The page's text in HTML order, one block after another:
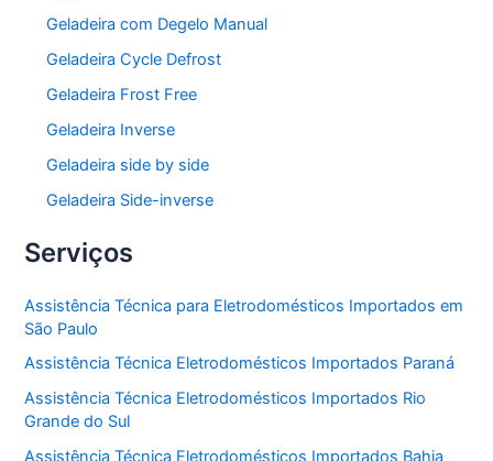
Geladeira com Degelo Manual
Geladeira Cycle Defrost
Geladeira Frost Free
Geladeira Inverse
Geladeira side by side
Geladeira Side-inverse
Serviços
Assistência Técnica para Eletrodomésticos Importados em
São Paulo
Assistência Técnica Eletrodomésticos Importados Paraná
Assistência Técnica Eletrodomésticos Importados Rio
Grande do Sul
Assistência Técnica Eletrodomésticos Importados Bahia